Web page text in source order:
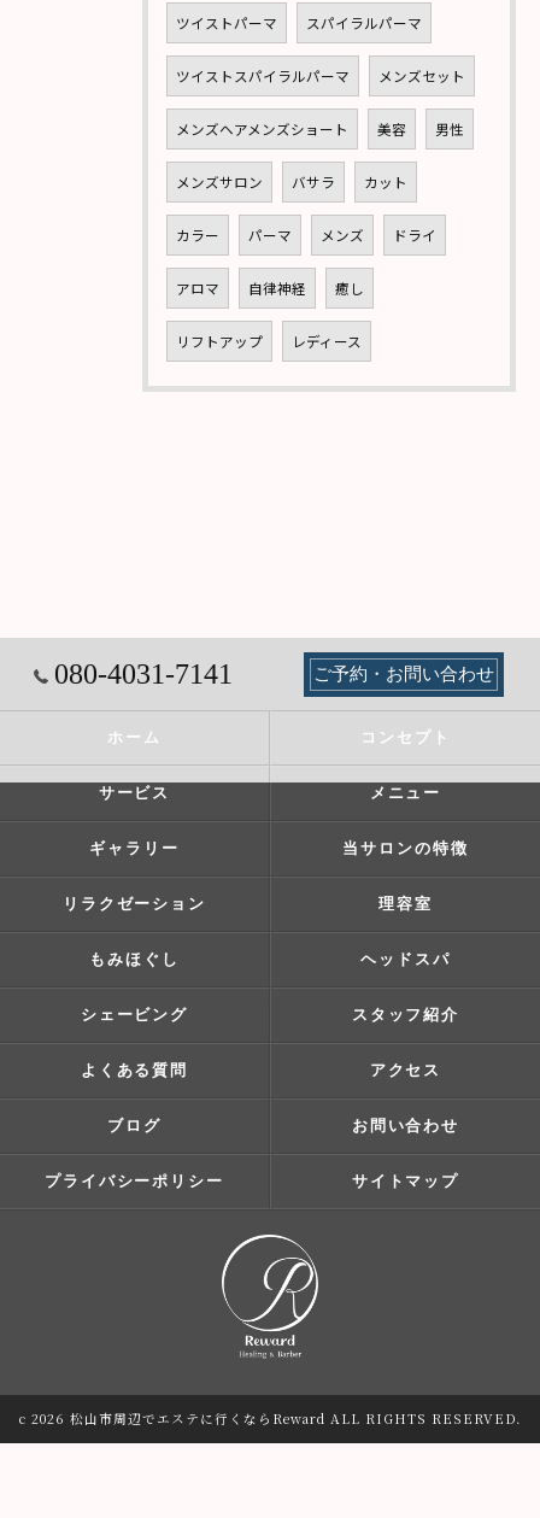
ツイストパーマ スパイラルパーマ
ツイストスパイラルパーマ メンズセット
メンズヘアメンズショート 美容 男性
メンズサロン バサラ カット
カラー パーマ メンズ ドライ
アロマ 自律神経 癒し
リフトアップ レディース
080-4031-7141 ご予約・お問い合わせ
ホーム コンセプト
サービス メニュー
ギャラリー 当サロンの特徴
リラクゼーション 理容室
もみほぐし ヘッドスパ
シェービング スタッフ紹介
よくある質問 アクセス
ブログ お問い合わせ
プライバシーポリシー サイトマップ
c 2026 松山市周辺でエステに行くならReward ALL RIGHTS RESERVED.